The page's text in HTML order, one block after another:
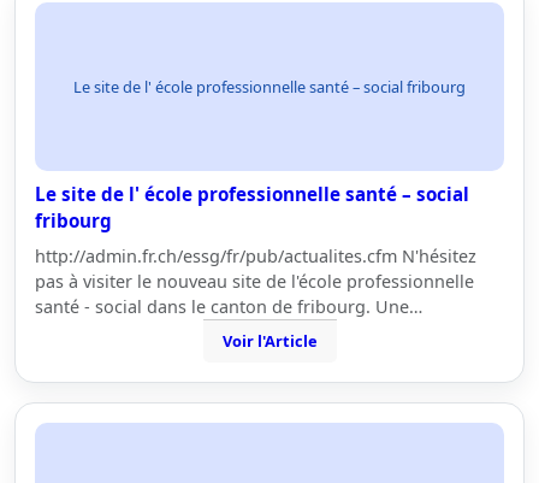
Le site de l' école professionnelle santé – social fribourg
Le site de l' école professionnelle santé – social
fribourg
http://admin.fr.ch/essg/fr/pub/actualites.cfm N'hésitez
pas à visiter le nouveau site de l'école professionnelle
santé - social dans le canton de fribourg. Une…
Voir l'Article